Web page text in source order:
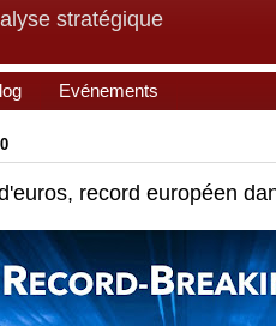
stratégique
Evénements
record européen